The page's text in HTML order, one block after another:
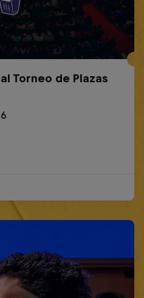
Torneo de Plazas